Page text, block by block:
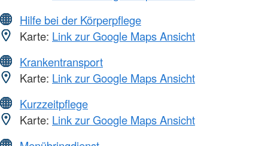
Hilfe bei der Körperpflege
Karte: Link zur Google Maps Ansicht
Krankentransport
Karte: Link zur Google Maps Ansicht
Kurzzeitpflege
Karte: Link zur Google Maps Ansicht